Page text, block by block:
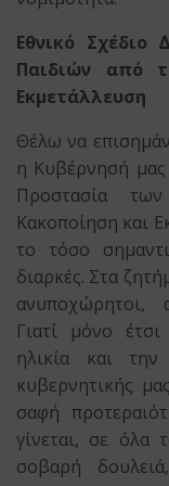
Εθνικό
Παιδιών από
Εκμετάλλευση
Θέλω να
η Κυβέρνησή μας
Προστασία
Κακοποίηση και
το τόσο
διαρκές. Στα
ανυποχώρητοι,
Γιατί μόνο
ηλικία και
κυβερνητικής
σαφή
γίνεται, σε όλα
σοβαρή